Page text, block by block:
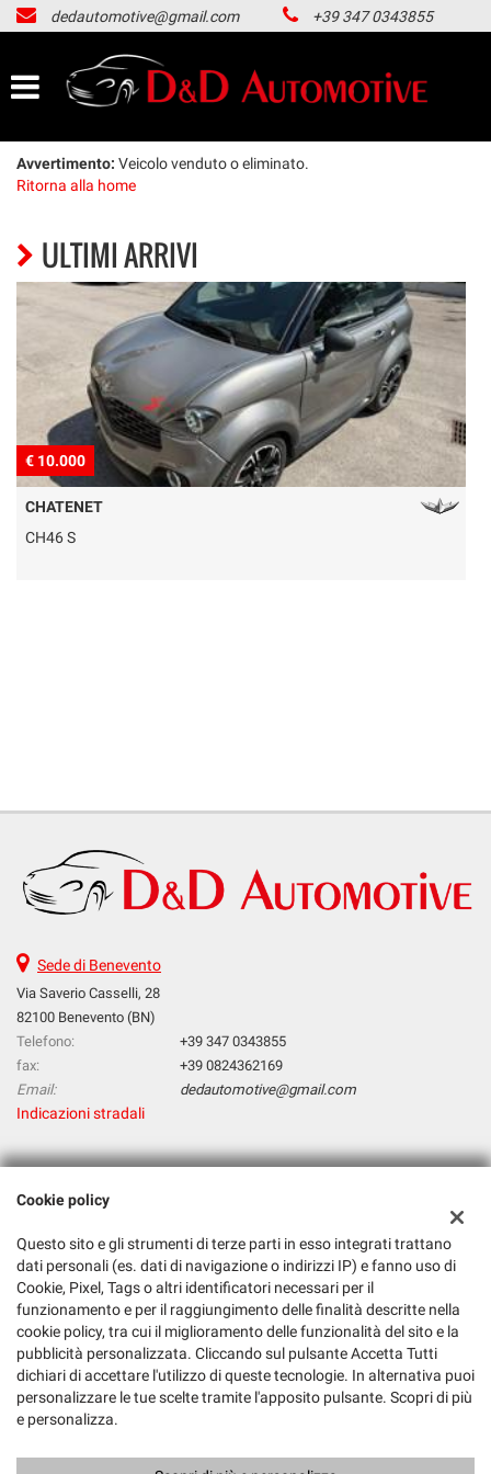
HOME
LISTA VEICOLI
ACQUISTIAMO USATO
CONTATTI
NEWS
AREA COMMERCIANTI
dedautomotive@gmail.com +39 347 0343855
Avvertimento: Veicolo venduto o eliminato.
Ritorna alla home
ULTIMI ARRIVI
€ 10.000
CHATENET
CH46 S
Sede di Benevento
Via Saverio Casselli, 28
82100 Benevento (BN)
Telefono:
+39 347 0343855
fax:
+39 0824362169
Email:
dedautomotive@gmail.com
Indicazioni stradali
Dati fiscali:
Via Saverio Casselli, 28, 82100 Benevento BN
C.F/P.IVA:01561740620
Registro delle imprese:BN
Cookie policy
Questo sito e gli strumenti di terze parti in esso integrati trattano
dati personali (es. dati di navigazione o indirizzi IP) e fanno uso di
Cookie, Pixel, Tags o altri identificatori necessari per il
funzionamento e per il raggiungimento delle finalità descritte nella
cookie policy, tra cui il miglioramento delle funzionalità del sito e la
pubblicità personalizzata. Cliccando sul pulsante Accetta Tutti
dichiari di accettare l'utilizzo di queste tecnologie. In alternativa puoi
personalizzare le tue scelte tramite l'apposito pulsante. Scopri di più
e personalizza.